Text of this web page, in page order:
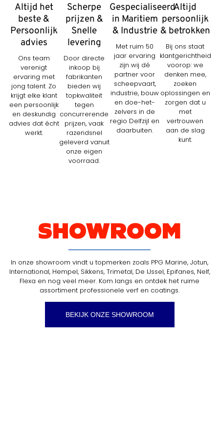
Altijd het
beste &
Persoonlijk
advies
Ons team
verenigt
ervaring met
jong talent. Zo
krijgt elke klant
een persoonlijk
en deskundig
advies dat écht
werkt.
Scherpe
prijzen &
Snelle
levering
Door directe
inkoop bij
fabrikanten
bieden wij
topkwaliteit
tegen
concurrerende
prijzen, vaak
razendsnel
geleverd vanuit
onze eigen
voorraad.
Gespecialiseerd
in Maritiem
& Industrie
Met ruim 50
jaar ervaring
zijn wij dé
partner voor
scheepvaart,
industrie, bouw
en doe-het-
zelvers in de
regio Delfzijl en
daarbuiten.
Altijd
persoonlijk
& betrokken
Bij ons staat
klantgerichtheid
voorop: we
denken mee,
zoeken
oplossingen en
zorgen dat u
met
vertrouwen
aan de slag
kunt.
SHOWROOM
In onze showroom vindt u topmerken zoals PPG Marine, Jotun,
International, Hempel, Sikkens, Trimetal, De IJssel, Epifanes, Nelf,
Flexa en nog veel meer. Kom langs en ontdek het ruime
assortiment professionele verf en coatings.
BEKIJK ONZE SHOWROOM